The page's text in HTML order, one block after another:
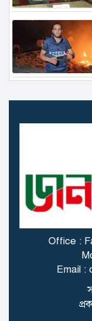
Office :
Email :